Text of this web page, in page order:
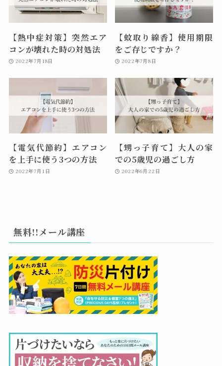
【熱中症対策】突然エア
コンが壊れた時の対処法
2022年7月18日
【蚊取り線香】使用期限
をご存じですか？
2022年7月8日
【電気代節約】エアコン
を上手に使う3つの方法
2022年7月1日
【甥っ子育て】大人の家
での5歳児の過ごし方
2022年6月22日
無料!!メール講座